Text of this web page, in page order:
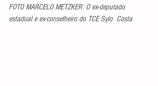
FOTO MARCELO METZKER: O ex-deputado
estadual e ex-conselheiro do TCE Sylo  Costa